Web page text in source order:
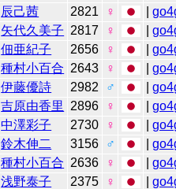
辰己茜 2821 ♀ |
矢代久美子 2817 ♀ |
佃亜紀子 2656 ♀ |
種村小百合 2643 ♀ |
伊藤優詩 2982 ♂ |
吉原由香里 2896 ♀ |
中澤彩子 2730 ♀ |
鈴木伸二 3156 ♂ |
種村小百合 2636 ♀ |
浅野泰子 2375 ♀ |